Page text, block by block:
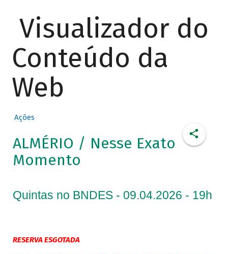
Visualizador do
Conteúdo da
Web
Ações
ALMÉRIO / Nesse Exato
Momento
Quintas no BNDES - 09.04.2026 - 19h
RESERVA ESGOTADA